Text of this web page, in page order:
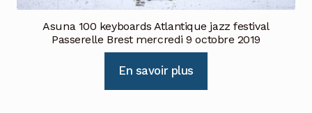
Asuna 100 keyboards Atlantique jazz festival
Passerelle Brest mercredi 9 octobre 2019
En savoir plus